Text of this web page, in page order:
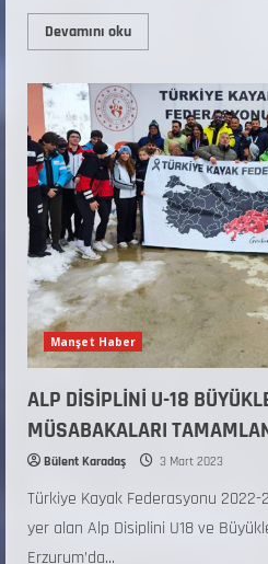
Devamını oku
Manşet Haber
ALP DİSİPLİNİ U-18
MÜSABAKALARI
Bülent Karadaş 3 Mart 2023
Türkiye Kayak Federasyonu
yer alan Alp Disiplini U18 ve
Erzurum’da...